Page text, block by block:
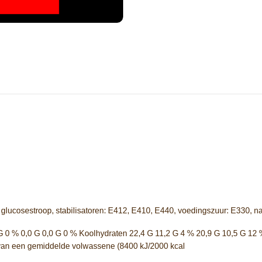
stabilisatoren: E412, E410, E440, voedingszuur: E330,
% 0,0 G 0,0 G 0 % Koolhydraten 22,4 G 11,2 G 4 % 20,9 G 10,5 G
een gemiddelde volwassene (8400 kJ/2000 kcal